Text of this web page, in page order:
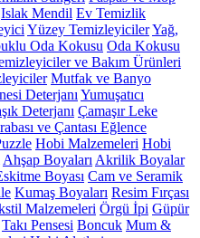
Islak Mendil Ev Temizlik
Yüzey TemizleyicilerYağ,
Oda Kokusu Oda Kokusu
ve Bakım Ürünleri
Mutfak ve Banyo
Deterjanı Yumuşatıcı
Deterjanı Çamaşır Leke
ve Çantası Eğlence
Hobi Malzemeleri Hobi
Ahşap Boyaları Akrilik Boyalar
Boyası Cam ve Seramik
Kumaş Boyaları Resim Fırçası
Malzemeleri Örgü İpi Güpür
Takı Pensesi Boncuk Mum &